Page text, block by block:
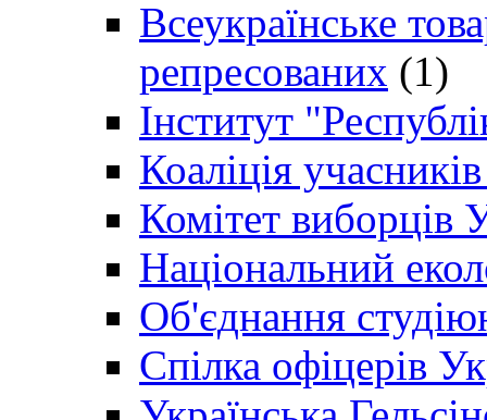
Всеукраїнське
репресованих (1)
Інститут
Коаліція
Комітет виборців
Національний
Об'єднання
Спілка офіцерів